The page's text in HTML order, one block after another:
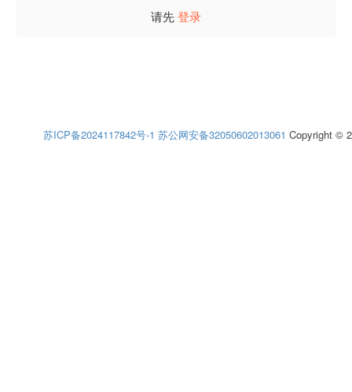
请先登录
苏ICP备2024117842号-1 苏公网安备32050602013061 Copyright ©